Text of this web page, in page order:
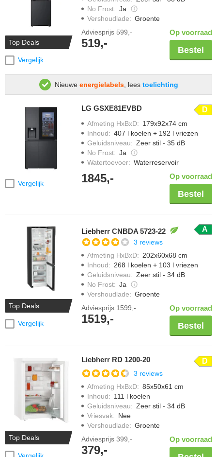
Top Deals
Vergelijk
No Frost: Ja
Vershoudlade: Groente
Adviesprijs 599,-
519,-
Op voorraad
Bestel
Nieuwe energielabels, lees toelichting
Vergelijk
LG GSXE81EVBD D
Afmeting HxBxD: 179x92x74 cm
Inhoud: 407 l koelen + 192 l vriezen
Geluidsniveau: Zeer stil - 35 dB
No Frost: Ja
Watertoevoer: Waterreservoir
1845,- Op voorraad
Bestel
Top Deals
Vergelijk
Liebherr CNBDA 5723-22 A
3 reviews
Afmeting HxBxD: 202x60x68 cm
Inhoud: 268 l koelen + 103 l vriezen
Geluidsniveau: Zeer stil - 34 dB
No Frost: Ja
Vershoudlade: Groente
Adviesprijs 1599,-
1519,-
Op voorraad
Bestel
Top Deals
Vergelijk
Liebherr RD 1200-20 D
3 reviews
Afmeting HxBxD: 85x50x61 cm
Inhoud: 111 l koelen
Geluidsniveau: Zeer stil - 34 dB
Vriesvak: Nee
Vershoudlade: Groente
Adviesprijs 399,-
379,-
Op voorraad